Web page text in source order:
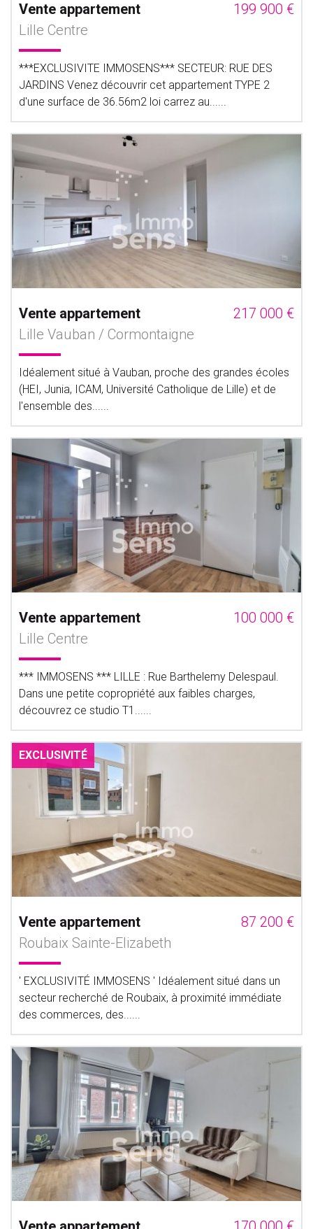
Vente appartement
199 900 €
Lille Centre
***EXCLUSIVITE IMMOSENS*** SECTEUR: RUE DES
JARDINS Venez découvrir cet appartement TYPE 2
d'une surface de 36.56m2 loi carrez au......
Vente appartement
217 000 €
Lille Vauban / Cormontaigne
Idéalement situé à Vauban, proche des grandes écoles
(HEI, Junia, ICAM, Université Catholique de Lille) et de
l'ensemble des......
Vente appartement
100 000 €
Lille Centre
*** IMMOSENS *** LILLE : Rue Barthelemy Delespaul.
Dans une petite copropriété aux faibles charges,
découvrez ce studio T1......
EXCLUSIVITÉ
Vente appartement
87 200 €
Roubaix Sainte-Elizabeth
' EXCLUSIVITÉ IMMOSENS ' Idéalement situé dans un
secteur recherché de Roubaix, à proximité immédiate
des commerces, des......